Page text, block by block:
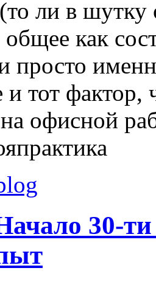
ли в шутку
как
просто
тот фактор,
офисной
30-